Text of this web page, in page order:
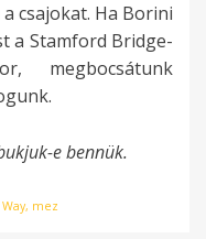
csajokat. Ha Borini
a Stamford Bridge-
megbocsátunk
e bennük.
, mez